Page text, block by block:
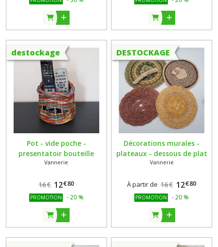
destockage
Pot - vide poche -
presentatoir bouteille
destructuré en rotin
Vannerie
16€ 12€80
PROMOTION -20 %
DESTOCKAGE
Décorations murales -
plateaux - dessous de plat
en rotin naturel - tressés
Vannerie
À partir de 16€ 12€80
PROMOTION -20 %